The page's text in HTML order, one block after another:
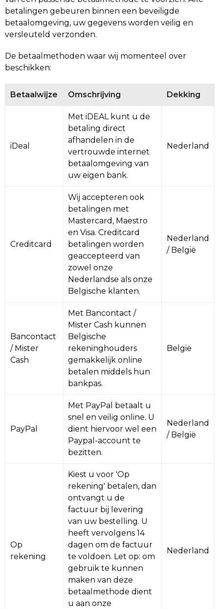
Kinderen, Peuters en Baby's
Klokken, horloges en weerstations
Lampen en Gereedschap
Persoonlijke verzorging
Reisbenodigdheden
Sleutelhangers en Lanyards
Snoepgoed
Spellen voor binnen en buiten
Veiligheid, Auto en Fiets
Vrije tijd en Strand
Themapakketten
Collegetassen
Documententassen
Draagtassen
Jute tassen
Katoenen draagtassen
Kledingtassen
Koeltassen en Koelboxen
Koffers en Trolleys
Laptop hoezen en tassen
Matrozentassen
Opbergtassen
Opvouwbare tassen
Papieren tassen
Schoudertassen
Tablettassen
Ondergoed, Sokken en Nachtkleding
Overhemden
Peuters en Baby's
Sweaters
Broeken en Rokken
Blazers
Overhemden
Polo's
Sweaters
Reflecterende polo's
Restauranttextiel
Handschoenen en Sjaals
Oog- en gelaatsbescherming
Werkkleding sets
Gehoorbescherming
Hoofdbescherming
Kledingaccessoires
Reflecterende vesten
Schorten en Sloven
Regenkleding
Ondergoed en Sokken
Been- en voetbescherming
Veiligheidssignalering en Verlichting
Gereedschap
Ademhalingsbescherming
Vesten
Bodywarmers
Kleding sets
Sweaters
Ondergoed en Sokken
Caps, Hoeden en Mutsen
betalingen gebeuren binnen een beveiligde
betaalomgeving, uw gegevens worden veilig en
versleuteld verzonden.
De betaalmethoden waar wij momenteel over
beschikken:
Betaalwijze Omschrijving Dekking
iDeal
Met iDEAL kunt u de
betaling direct
afhandelen in de
vertrouwde internet
betaalomgeving van
uw eigen bank.
Nederland
Creditcard
Wij accepteren ook
betalingen met
Mastercard, Maestro
en Visa. Creditcard
betalingen worden
geaccepteerd van
zowel onze
Nederlandse als onze
Belgische klanten.
Nederland
/ België
Bancontact
/ Mister
Cash
Met Bancontact /
Mister Cash kunnen
Belgische
rekeninghouders
gemakkelijk online
betalen middels hun
bankpas.
België
PayPal
Met PayPal betaalt u
snel en veilig online. U
dient hiervoor wel een
Paypal-account te
bezitten.
Nederland
/ België
Op
rekening
Kiest u voor 'Op
rekening' betalen, dan
ontvangt u de
factuur bij levering
van uw bestelling. U
heeft vervolgens 14
dagen om de factuur
te voldoen. Let op: om
gebruik te kunnen
maken van deze
betaalmethode dient
u aan onze
Nederland